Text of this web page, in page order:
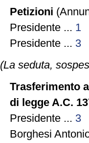
Petizioni
Presidente ... 1
Presidente ... 3
(La seduta,
Trasferimento
di legge A.C.
Presidente ... 3
Borghesi